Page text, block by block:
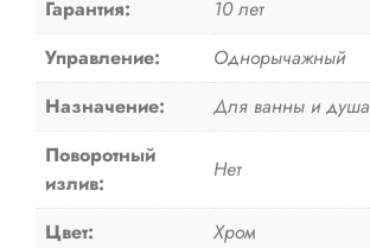
Гарантия:
10 лет
Управление:
Однорычажный
Назначение:
Для ванны и душа
Поворотный
излив:
Нет
Цвет:
Хром